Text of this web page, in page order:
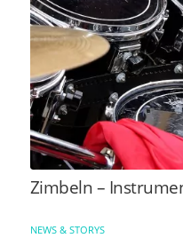
Zimbeln –
NEWS & STORYS